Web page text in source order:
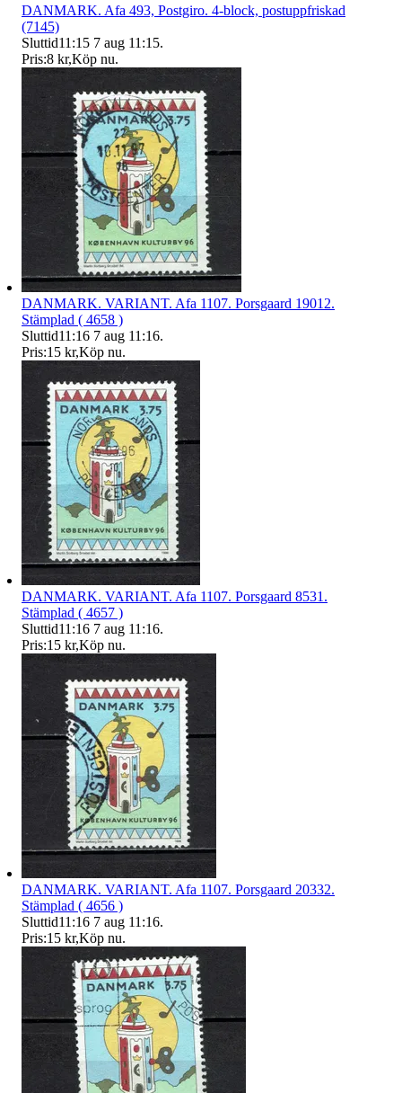
DANMARK. Afa 493, Postgiro. 4-block, postuppfriskad
(7145)
Sluttid11:15 7 aug 11:15.
Pris:8 kr,Köp nu.
DANMARK. VARIANT. Afa 1107. Porsgaard 19012.
Stämplad ( 4658 )
Sluttid11:16 7 aug 11:16.
Pris:15 kr,Köp nu.
DANMARK. VARIANT. Afa 1107. Porsgaard 8531.
Stämplad ( 4657 )
Sluttid11:16 7 aug 11:16.
Pris:15 kr,Köp nu.
DANMARK. VARIANT. Afa 1107. Porsgaard 20332.
Stämplad ( 4656 )
Sluttid11:16 7 aug 11:16.
Pris:15 kr,Köp nu.